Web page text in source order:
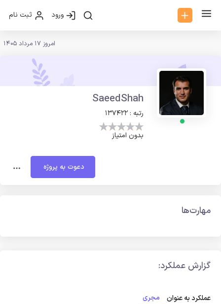
ورود ثبت نام
امروز 17 مرداد 1405
SaeedShah
رتبه : 137422
بدون امتیاز
دعوت به پروژه
مهارت‌ها
گزارش عملکرد:
عملکرد به عنوان مجری